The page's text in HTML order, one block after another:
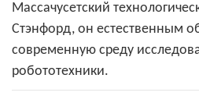
Массачусетский
Стэнфорд, он естественным
современную среду
робототехники.